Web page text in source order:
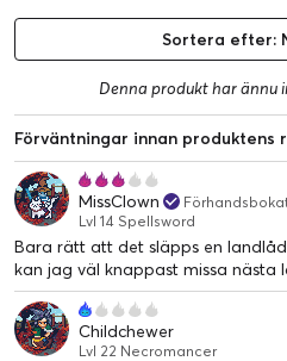
Sortera efter:
Denna produkt har ännu
Förväntningar innan produktens
MissClown
Lvl 14 Spellsword
Bara rätt att det släpps en
kan jag väl knappast missa nästa
Childchewer
Lvl 22 Necromancer